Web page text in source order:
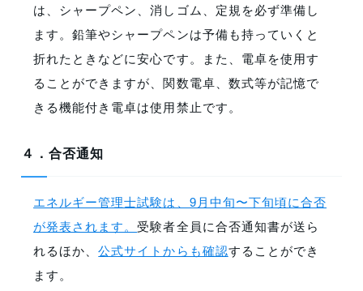
は、シャープペン、消しゴム、定規を必ず準備し
ます。鉛筆やシャープペンは予備も持っていくと
折れたときなどに安心です。また、電卓を使用す
ることができますが、関数電卓、数式等が記憶で
きる機能付き電卓は使用禁止です。
４．合否通知
エネルギー管理士試験は、9月中旬〜下旬頃に合否
が発表されます。 受験者全員に合否通知書が送ら
れるほか、公式サイトからも確認することができ
ます。